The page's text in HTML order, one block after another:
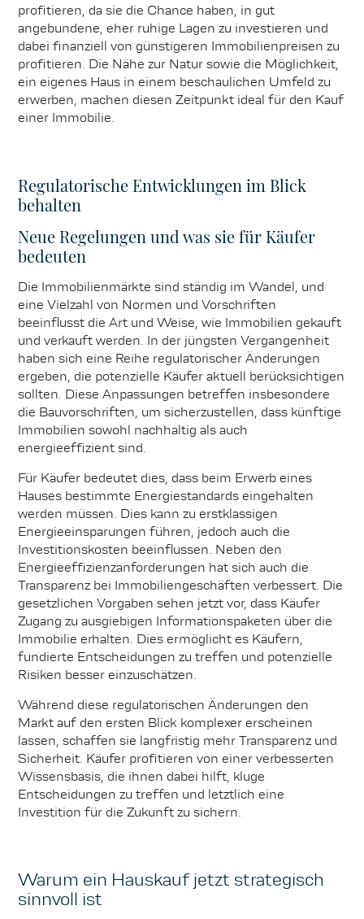
profitieren, da sie die Chance haben, in gut
angebundene, eher ruhige Lagen zu investieren und
dabei finanziell von günstigeren Immobilienpreisen zu
profitieren. Die Nähe zur Natur sowie die Möglichkeit,
ein eigenes Haus in einem beschaulichen Umfeld zu
erwerben, machen diesen Zeitpunkt ideal für den Kauf
einer Immobilie.
Regulatorische Entwicklungen im Blick
behalten
Neue Regelungen und was sie für Käufer
bedeuten
Die Immobilienmärkte sind ständig im Wandel, und
eine Vielzahl von Normen und Vorschriften
beeinflusst die Art und Weise, wie Immobilien gekauft
und verkauft werden. In der jüngsten Vergangenheit
haben sich eine Reihe regulatorischer Änderungen
ergeben, die potenzielle Käufer aktuell berücksichtigen
sollten. Diese Anpassungen betreffen insbesondere
die Bauvorschriften, um sicherzustellen, dass künftige
Immobilien sowohl nachhaltig als auch
energieeffizient sind.
Für Käufer bedeutet dies, dass beim Erwerb eines
Hauses bestimmte Energiestandards eingehalten
werden müssen. Dies kann zu erstklassigen
Energieeinsparungen führen, jedoch auch die
Investitionskosten beeinflussen. Neben den
Energieeffizienzanforderungen hat sich auch die
Transparenz bei Immobiliengeschäften verbessert. Die
gesetzlichen Vorgaben sehen jetzt vor, dass Käufer
Zugang zu ausgiebigen Informationspaketen über die
Immobilie erhalten. Dies ermöglicht es Käufern,
fundierte Entscheidungen zu treffen und potenzielle
Risiken besser einzuschätzen.
Während diese regulatorischen Änderungen den
Markt auf den ersten Blick komplexer erscheinen
lassen, schaffen sie langfristig mehr Transparenz und
Sicherheit. Käufer profitieren von einer verbesserten
Wissensbasis, die ihnen dabei hilft, kluge
Entscheidungen zu treffen und letztlich eine
Investition für die Zukunft zu sichern.
Warum ein Hauskauf jetzt strategisch
sinnvoll ist